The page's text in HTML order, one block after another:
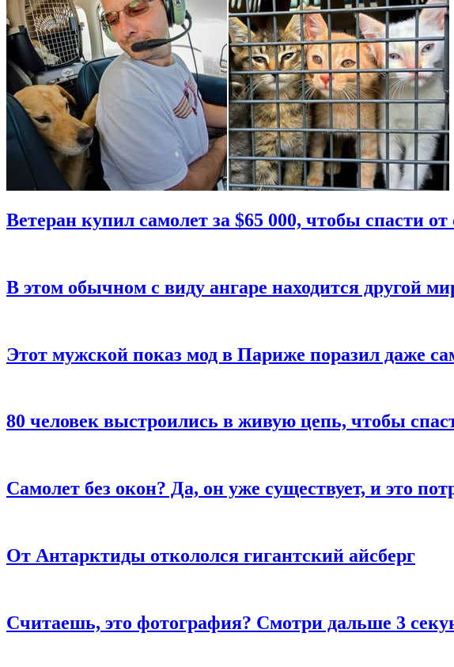
Ветеран купил самолет за $65 000, чтобы спасти
В этом обычном с виду ангаре находится другой
Этот мужской показ мод в Париже поразил даже
80 человек выстроились в живую цепь, чтобы
Самолет без окон? Да, он уже существует, и это
От Антарктиды откололся гигантский айсберг
Считаешь, это фотография? Смотри дальше 3